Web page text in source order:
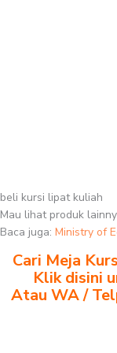
beli kursi lipat kuliah
Mau lihat produk
Baca juga: Ministry of
Cari Meja
Klik disini
Atau WA /